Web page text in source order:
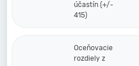
účastín (+/-
415)
Oceňovacie
rozdiely z